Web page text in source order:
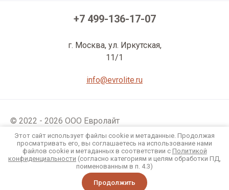
+7 499-136-17-07
г. Москва, ул. Иркутская,
11/1
info@evrolite.ru
© 2022 - 2026 ООО Евролайт
Политика конфиденциальности
Мегагрупп.ру
Этот сайт использует файлы cookie и метаданные. Продолжая
просматривать его, вы соглашаетесь на использование нами
файлов cookie и метаданных в соответствии с Политикой
конфиденциальности (согласно категориям и целям обработки ПД,
поименованным в п. 4.3)
Продолжить